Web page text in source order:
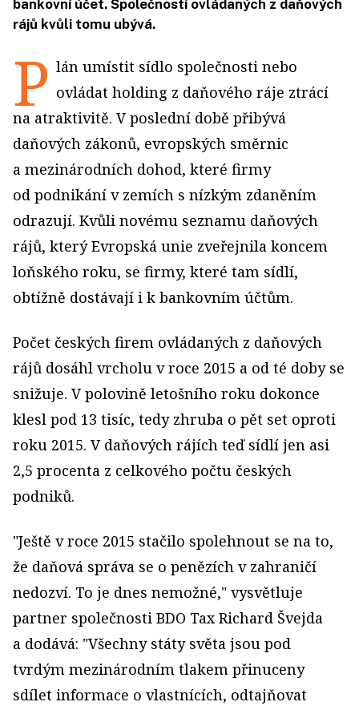
bankovní účet. Společností ovládaných z daňových
rájů kvůli tomu ubývá.
P lán umístit sídlo společnosti nebo
ovládat holding z daňového ráje ztrácí
na atraktivitě. V poslední době přibývá
daňových zákonů, evropských směrnic
a mezinárodních dohod, které firmy
od podnikání v zemích s nízkým zdaněním
odrazují. Kvůli novému seznamu daňových
rájů, který Evropská unie zveřejnila koncem
loňského roku, se firmy, které tam sídlí,
obtížně dostávají i k bankovním účtům.
Počet českých firem ovládaných z daňových
rájů dosáhl vrcholu v roce 2015 a od té doby se
snižuje. V polovině letošního roku dokonce
klesl pod 13 tisíc, tedy zhruba o pět set oproti
roku 2015. V daňových rájích teď sídlí jen asi
2,5 procenta z celkového počtu českých
podniků.
"Ještě v roce 2015 stačilo spolehnout se na to,
že daňová správa se o penězích v zahraničí
nedozví. To je dnes nemožné," vysvětluje
partner společnosti BDO Tax Richard Švejda
a dodává: "Všechny státy světa jsou pod
tvrdým mezinárodním tlakem přinuceny
sdílet informace o vlastnících, odtajňovat